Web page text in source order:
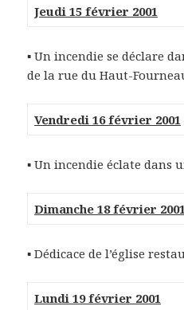
Jeudi 15 février 2001
▪ Un incendie se déclare
de la rue du Haut-
Vendredi 16 février 2001
▪ Un incendie éclate dans
Dimanche 18 février
▪ Dédicace de l’église
Lundi 19 février 2001